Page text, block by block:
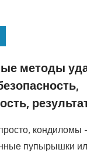
методы
кондиломы
пупырышки